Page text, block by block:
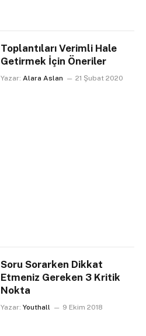
Toplantıları Verimli Hale
Getirmek İçin Öneriler
Yazar: Alara Aslan 21 Şubat 2020
Soru Sorarken Dikkat
Etmeniz Gereken 3 Kritik
Nokta
Yazar: Youthall 9 Ekim 2018